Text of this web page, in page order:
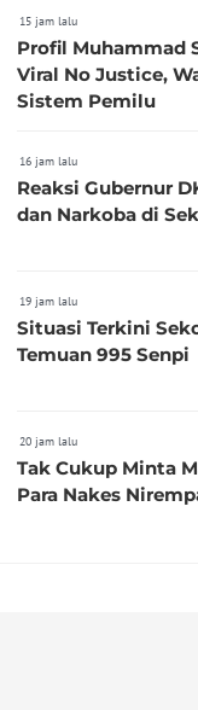
15 jam lalu
Profil Muhammad
Viral No Justice,
Sistem Pemilu
16 jam lalu
Reaksi Gubernur DKI Ada 995
dan Narkoba di
19 jam lalu
Situasi Terkini
Temuan 995 Senpi
20 jam lalu
Tak Cukup Minta
Para Nakes